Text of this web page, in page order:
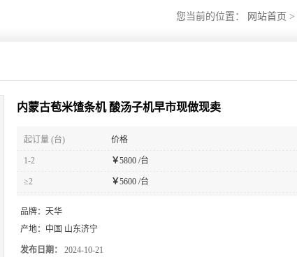
您当前的位置： 网站首页 >
内蒙古苞米馇条机 酸汤子机早市现做现卖
起订量 (台) 价格
1-2 ￥5800 /台
≥2 ￥5600 /台
品牌： 天华
产地： 中国 山东济宁
发布日期： 2024-10-21